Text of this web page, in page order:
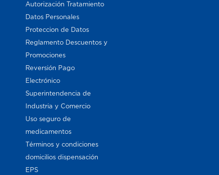
Autorización Tratamiento
Datos Personales
Proteccion de Datos
Reglamento Descuentos y
Promociones
Reversión Pago
Electrónico
Superintendencia de
Industria y Comercio
Uso seguro de
medicamentos
Términos y condiciones
domicilios dispensación
EPS